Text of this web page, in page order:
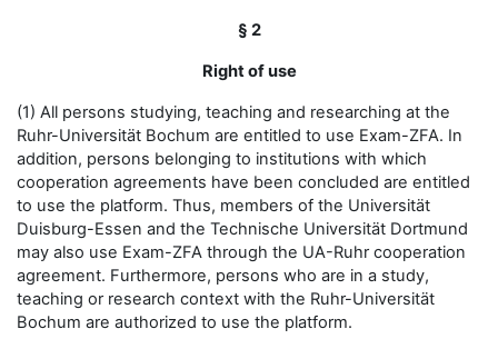
§ 2
Right of use
(1) All persons studying, teaching and researching at the
Ruhr-Universität Bochum are entitled to use Exam-ZFA. In
addition, persons belonging to institutions with which
cooperation agreements have been concluded are entitled
to use the platform. Thus, members of the Universität
Duisburg-Essen and the Technische Universität Dortmund
may also use Exam-ZFA through the UA-Ruhr cooperation
agreement. Furthermore, persons who are in a study,
teaching or research context with the Ruhr-Universität
Bochum are authorized to use the platform.